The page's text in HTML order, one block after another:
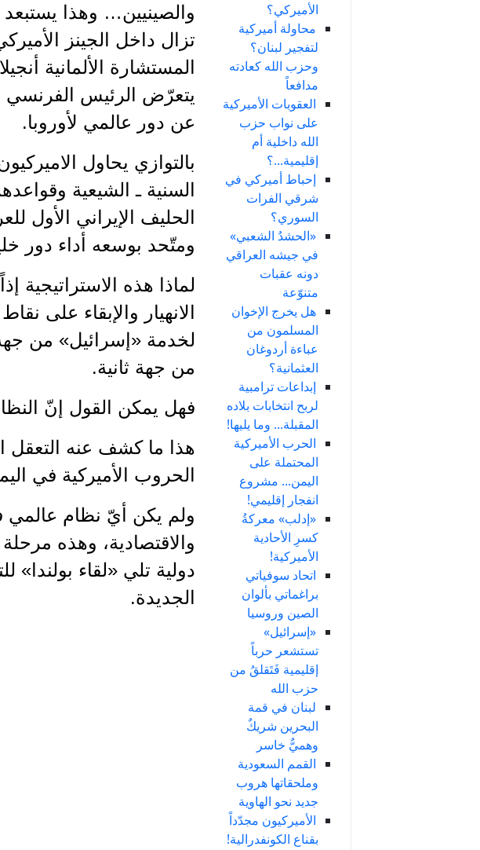
الأميركي؟
محاولة أميركية
لتفجير لبنان؟
وحزب الله كعادته
مدافعاً
العقوبات الأميركية
على نواب حزب
الله داخلية أم
إقليمية...؟
إحباط أميركي في
شرقي الفرات
السوري؟
«الحشدُ الشعبي»
في جيشه العراقي
دونه عقبات
متنوّعة
هل يخرج الإخوان
المسلمون من
عباءة أردوغان
العثمانية؟
إبداعات ترامبية
لربح انتخابات بلاده
المقبلة... وما يليها!
الحرب الأميركية
المحتملة على
اليمن... مشروع
انفجار إقليمي!
«إدلب» معركةُ
كسرِ الأحادية
الأميركية!
اتحاد سوفياتي
براغماتي بألوان
الصين وروسيا
«إسرائيل»
تستشعر حرباً
إقليمية فَتَقلقُ من
حزب الله
لبنان في قمة
البحرين شريكٌ
وهميٌّ خاسر
القمم السعودية
وملحقاتها هروب
جديد نحو الهاوية
الأميركيون مجدّداً
بقناع الكونفدرالية!
والصينيين… وهذا
تزال داخل الجينز
المستشارة الألمانية
يتعرّض الرئيس الفرنسي
عن دور عالمي لأوروبا.
بالتوازي يحاول
السنية ـ الشيعية
الحليف الإيراني
ومتّحد بوسعه أداء دور
لماذا هذه الاستراتيجية
الانهيار والإبقاء على
لخدمة «إسرائيل» من
من جهة ثانية.
فهل يمكن القول إنّ
هذا ما كشف عنه التعقل
الحروب الأميركية في
ولم يكن أيّ نظام عالمي
والاقتصادية، وهذه
دولية تلي «لقاء بولندا»
الجديدة.